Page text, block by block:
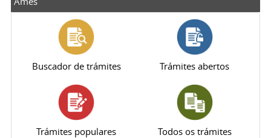
Buscador de trámites Trámites abertos
Trámites populares Todos os trámites